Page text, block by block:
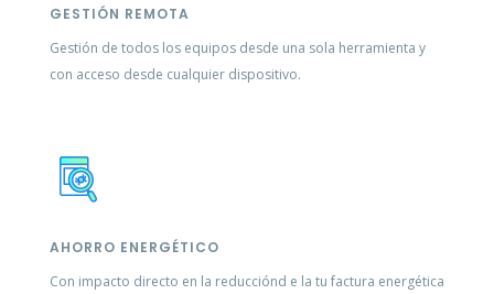
GESTIÓN REMOTA
Gestión de todos los equipos desde una sola herramienta y
con acceso desde cualquier dispositivo.
AHORRO ENERGÉTICO
Con impacto directo en la reducciónd e la tu factura energética